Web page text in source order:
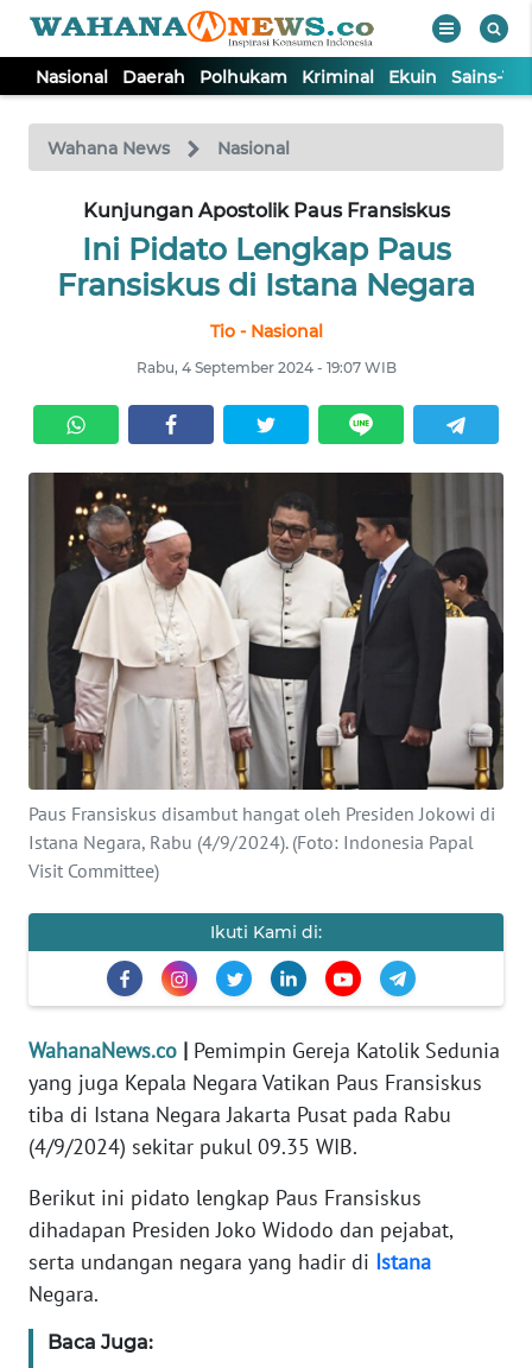
Nasional Daerah Polhukam Kriminal Ekuin Sains-
Wahana News Nasional
Kunjungan Apostolik Paus Fransiskus
Ini Pidato Lengkap Paus
Fransiskus di Istana Negara
Tio - Nasional
Rabu, 4 September 2024 - 19:07 WIB
Paus Fransiskus disambut hangat oleh Presiden Jokowi di
Istana Negara, Rabu (4/9/2024). (Foto: Indonesia Papal
Visit Committee)
Ikuti Kami di:
WahanaNews.co | Pemimpin Gereja Katolik Sedunia
yang juga Kepala Negara Vatikan Paus Fransiskus
tiba di Istana Negara Jakarta Pusat pada Rabu
(4/9/2024) sekitar pukul 09.35 WIB.
Berikut ini pidato lengkap Paus Fransiskus
dihadapan Presiden Joko Widodo dan pejabat,
serta undangan negara yang hadir di Istana
Negara.
Baca Juga:
TV
Tutup
NASIONAL
DAERAH
KRIMINAL
EKUIN
SAINS-TEKNO
KESEHATAN
INTERNASIONAL
SERBA-SERBI
PENDIDIKAN
OLAHRAGA
EDITORIAL
INDEKS
BERITA
KONTAK
KAMI
INFO